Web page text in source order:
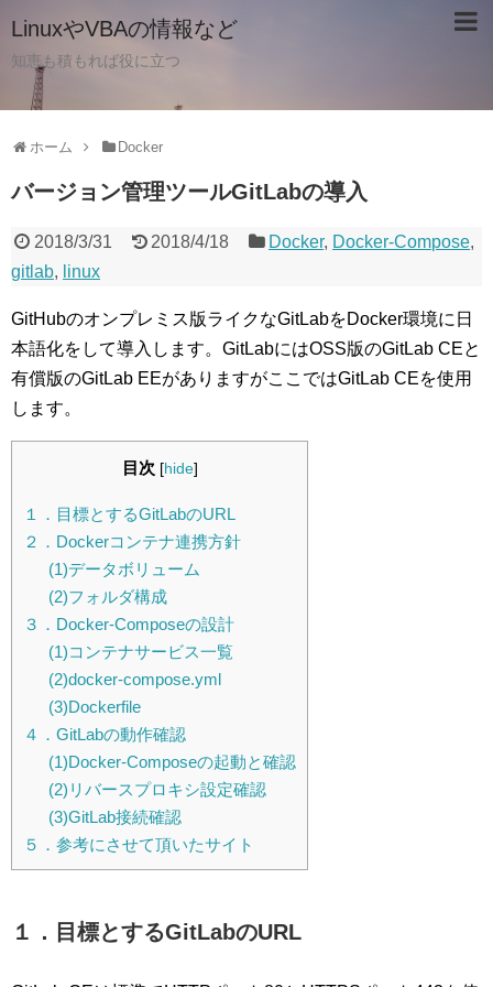
LinuxやVBAの情報など
知恵も積もれば役に立つ
ホーム Docker
バージョン管理ツールGitLabの導入
2018/3/31 2018/4/18 Docker, Docker-Compose,
gitlab, linux
GitHubのオンプレミス版ライクなGitLabをDocker環境に日
本語化をして導入します。 GitLabにはOSS版のGitLab CEと
有償版のGitLab EEがありますがここではGitLab CEを使用
します。
目次 [hide]
１．目標とするGitLabのURL
２．Dockerコンテナ連携方針
(1)データボリューム
(2)フォルダ構成
３．Docker-Composeの設計
(1)コンテナサービス一覧
(2)docker-compose.yml
(3)Dockerfile
４．GitLabの動作確認
(1)Docker-Composeの起動と確認
(2)リバースプロキシ設定確認
(3)GitLab接続確認
５．参考にさせて頂いたサイト
１．目標とするGitLabのURL